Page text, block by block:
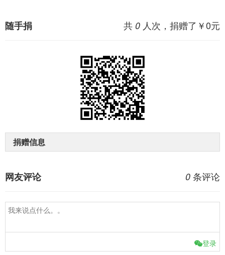
共 0 人次，捐赠了￥0元
随手捐
捐赠信息
0 条评论
网友评论
登录